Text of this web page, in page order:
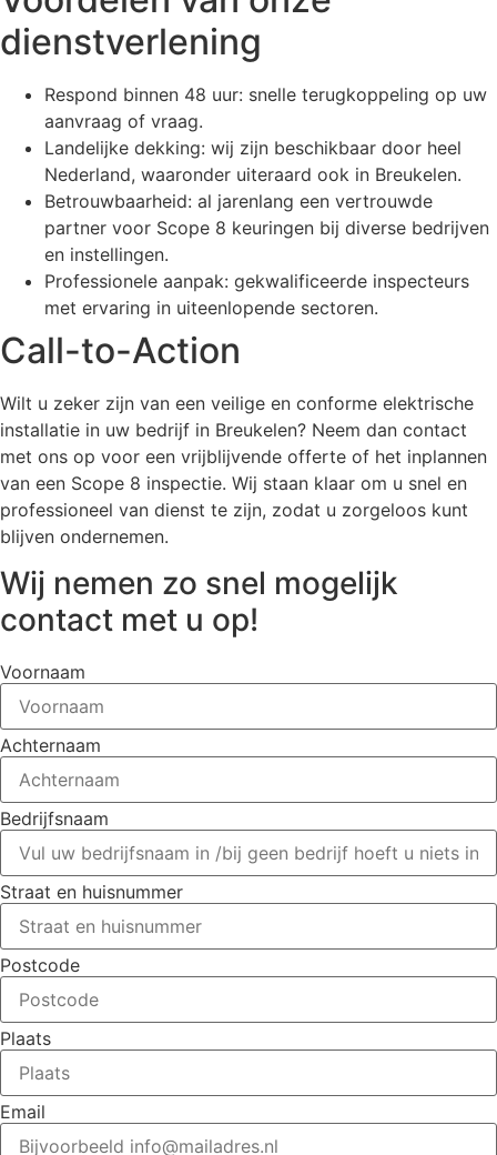
dienstverlening
Respond binnen 48 uur: snelle terugkoppeling op uw
aanvraag of vraag.
Landelijke dekking: wij zijn beschikbaar door heel
Nederland, waaronder uiteraard ook in Breukelen.
Betrouwbaarheid: al jarenlang een vertrouwde
partner voor Scope 8 keuringen bij diverse bedrijven
en instellingen.
Professionele aanpak: gekwalificeerde inspecteurs
met ervaring in uiteenlopende sectoren.
Call-to-Action
Wilt u zeker zijn van een veilige en conforme elektrische
installatie in uw bedrijf in Breukelen? Neem dan contact
met ons op voor een vrijblijvende offerte of het inplannen
van een Scope 8 inspectie. Wij staan klaar om u snel en
professioneel van dienst te zijn, zodat u zorgeloos kunt
blijven ondernemen.
Wij nemen zo snel mogelijk
contact met u op!
Voornaam
Achternaam
Bedrijfsnaam
Straat en huisnummer
Postcode
Plaats
Email